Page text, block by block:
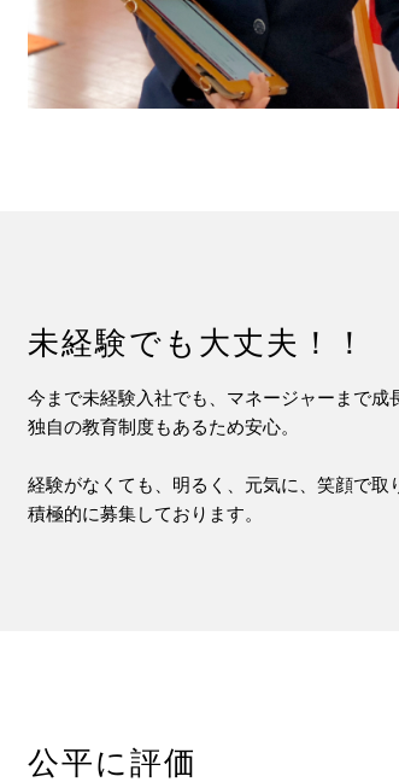
未経験でも大丈夫！！
今まで未経験入社でも、マネージャーまで成
独自の教育制度もあるため安心。
経験がなくても、明るく、元気に、笑顔で取
積極的に募集しております。
公平に評価